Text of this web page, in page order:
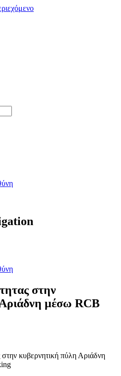
στην
μέσω RCB
κυβερνητική πύλη Αριάδνη